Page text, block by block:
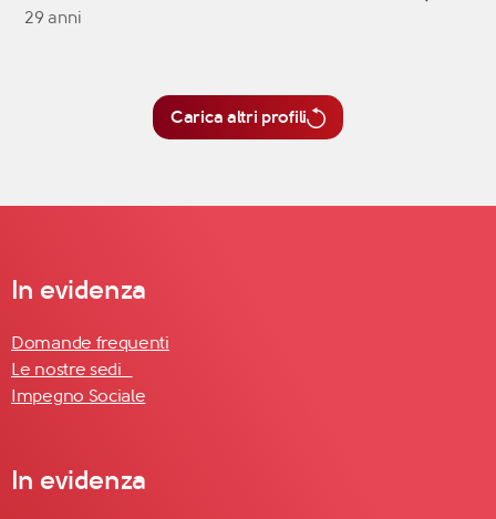
29 anni
Carica altri profili
In evidenza
Domande frequenti
Le nostre sedi
Impegno Sociale
In evidenza